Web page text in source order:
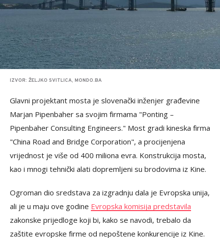
IZVOR: ŽELJKO SVITLICA, MONDO.BA
Glavni projektant mosta je slovenački inženjer građevine
Marjan Pipenbaher sa svojim firmama "Ponting –
Pipenbaher Consulting Engineers." Most gradi kineska firma
"China Road and Bridge Corporation", a procijenjena
vrijednost je više od 400 miliona evra. Konstrukcija mosta,
kao i mnogi tehnički alati dopremljeni su brodovima iz Kine.
Ogroman dio sredstava za izgradnju dala je Evropska unija,
ali je u maju ove godine Evropska komisija predstavila
zakonske prijedloge koji bi, kako se navodi, trebalo da
zaštite evropske firme od nepoštene konkurencije iz Kine.